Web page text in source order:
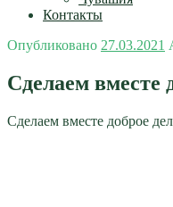
Контакты
Опубликовано 27.03.2021
Сделаем вместе
Сделаем вместе доброе